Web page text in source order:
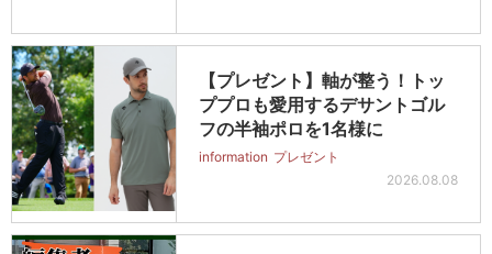
【プレゼント】軸が整う！トッ
ププロも愛用するデサントゴル
フの半袖ポロを1名様に
information プレゼント
2026.08.08